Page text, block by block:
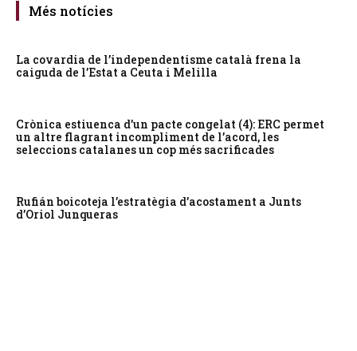
Més notícies
La covardia de l’independentisme català frena la
caiguda de l’Estat a Ceuta i Melilla
Crònica estiuenca d’un pacte congelat (4): ERC permet
un altre flagrant incompliment de l’acord, les
seleccions catalanes un cop més sacrificades
Rufián boicoteja l’estratègia d’acostament a Junts
d’Oriol Junqueras